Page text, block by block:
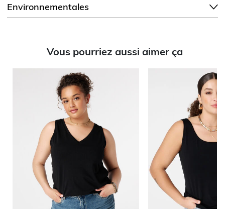
Environnementales
Vous pourriez aussi aimer ça